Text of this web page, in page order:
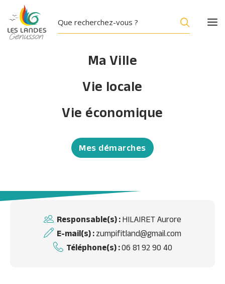
Ma Ville
Vie locale
Vie économique
Mes démarches
Fit Land
Zumba et pilate
Accueil/Fit Land
Responsable(s) : HILAIRET Aurore
E-mail(s) : zumpifitland@gmail.com
Téléphone(s) :06 81 92 90 40